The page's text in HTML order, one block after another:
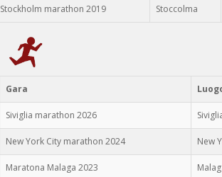
Stockholm marathon 2019 Stoccolma
Gara
Siviglia marathon 2026
New York City marathon 2024 New
Maratona Malaga 2023